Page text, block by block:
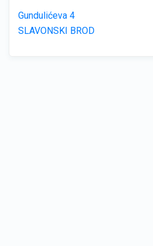
Gundulićeva 4
SLAVONSKI BROD